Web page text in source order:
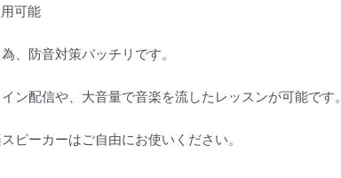
可能
、防音対策バッチリです。
ン配信や、大音量で音楽を流したレッスンが可能です。
ピーカーはご自由にお使いください。